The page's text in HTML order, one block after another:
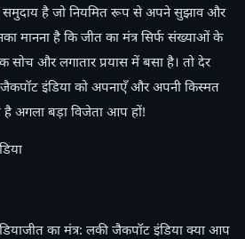
समुदाय है जो नियमित रूप से अपने सुझाव और
मानना है कि जीत का मंत्र सिर्फ संख्याओं के
सोच और लगातार प्रयास में बसा है। तो देर
इंडिया को अपनाएँ और अपनी किस्मत
है अगला बड़ा विजेता आप हों!
का मंत्र: लकी जैकपॉट इंडिया क्या आप